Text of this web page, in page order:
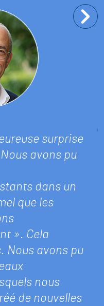
surprise
avons pu
dans un
que les
». Cela
Nous avons pu
nous
de nouvelles